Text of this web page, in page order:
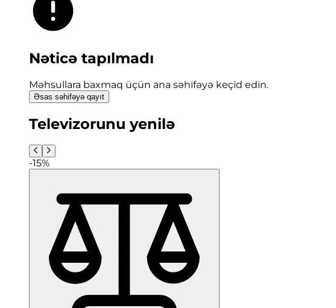
Nəticə tapılmadı
Məhsullara baxmaq üçün ana səhifəyə keçid edin.
Əsas səhifəyə qayıt
Televizorunu yenilə
-15%